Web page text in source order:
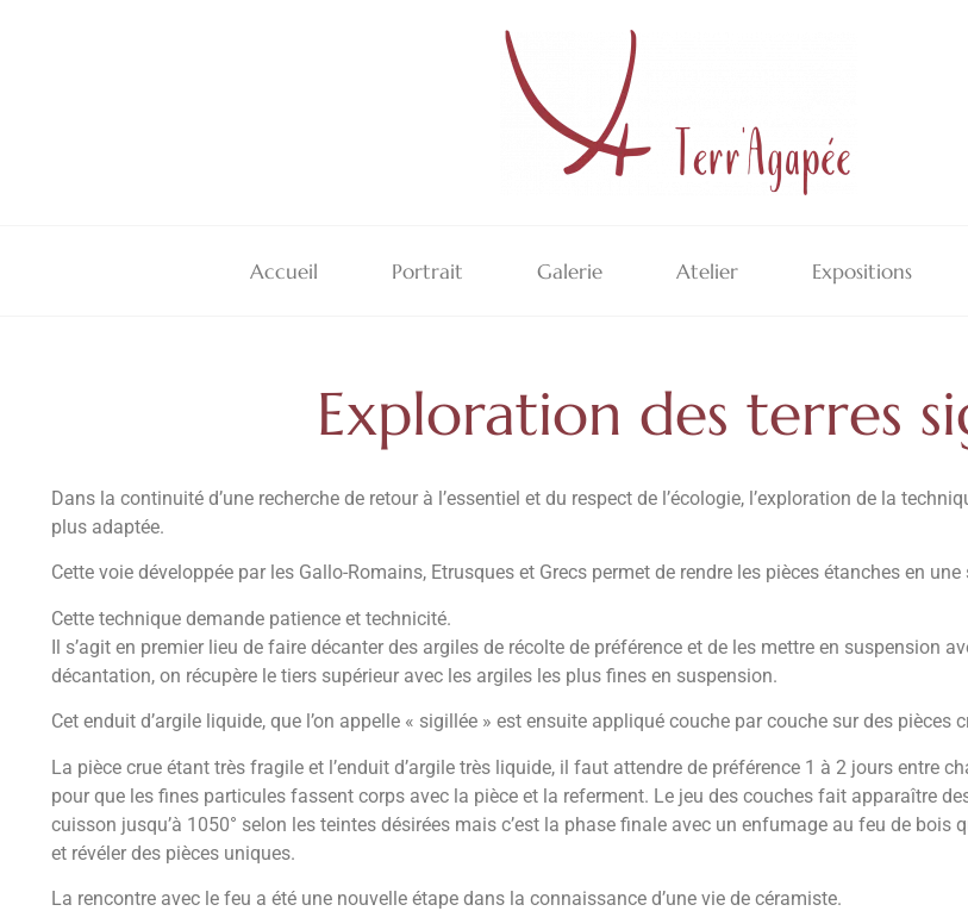
Accueil Portrait Galerie Atelier Expositions
Exploration des terres
Dans la continuité d’une recherche de retour à l’essentiel et du respect de l’écologie, l’exploration de la
plus adaptée.
Cette voie développée par les Gallo-Romains, Etrusques et Grecs permet de rendre les pièces étanches en
Cette technique demande patience et technicité.
Il s’agit en premier lieu de faire décanter des argiles de récolte de préférence et de les mettre en suspension
décantation, on récupère le tiers supérieur avec les argiles les plus fines en suspension.
Cet enduit d’argile liquide, que l’on appelle « sigillée » est ensuite appliqué couche par couche sur des pièces
La pièce crue étant très fragile et l’enduit d’argile très liquide, il faut attendre de préférence 1 à 2 jours entre
pour que les fines particules fassent corps avec la pièce et la referment. Le jeu des couches fait apparaître
cuisson jusqu’à 1050° selon les teintes désirées mais c’est la phase finale avec un enfumage au feu de bois
et révéler des pièces uniques.
La rencontre avec le feu a été une nouvelle étape dans la connaissance d’une vie de céramiste.